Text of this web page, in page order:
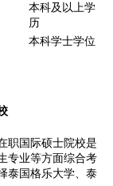
本科及以上学
历
本科学士学位
国际硕士院校是
专业等方面综合考
泰国格乐大学、泰